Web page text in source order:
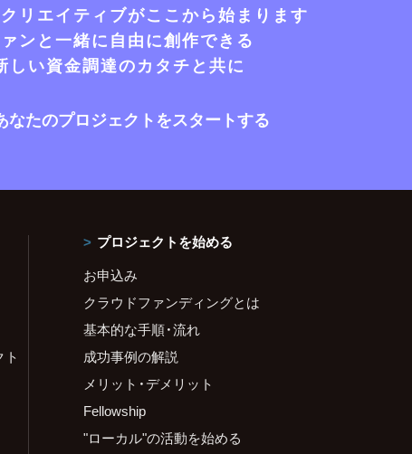
リエイティブがここから始まります
ンと一緒に自由に創作できる
しい資金調達のカタチと共に
なたのプロジェクトをスタートする
プロジェクトを始める
お申込み
クラウドファンディングとは
基本的な手順・流れ
成功事例の解説
メリット・デメリット
Fellowship
"ローカル"の活動を始める